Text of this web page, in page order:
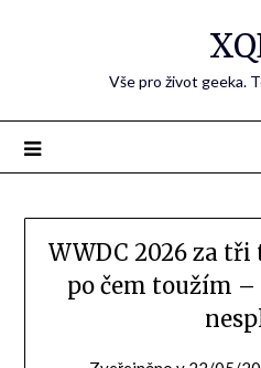
Vše pro život geeka.
WWDC 2026 za tři
po čem toužím –